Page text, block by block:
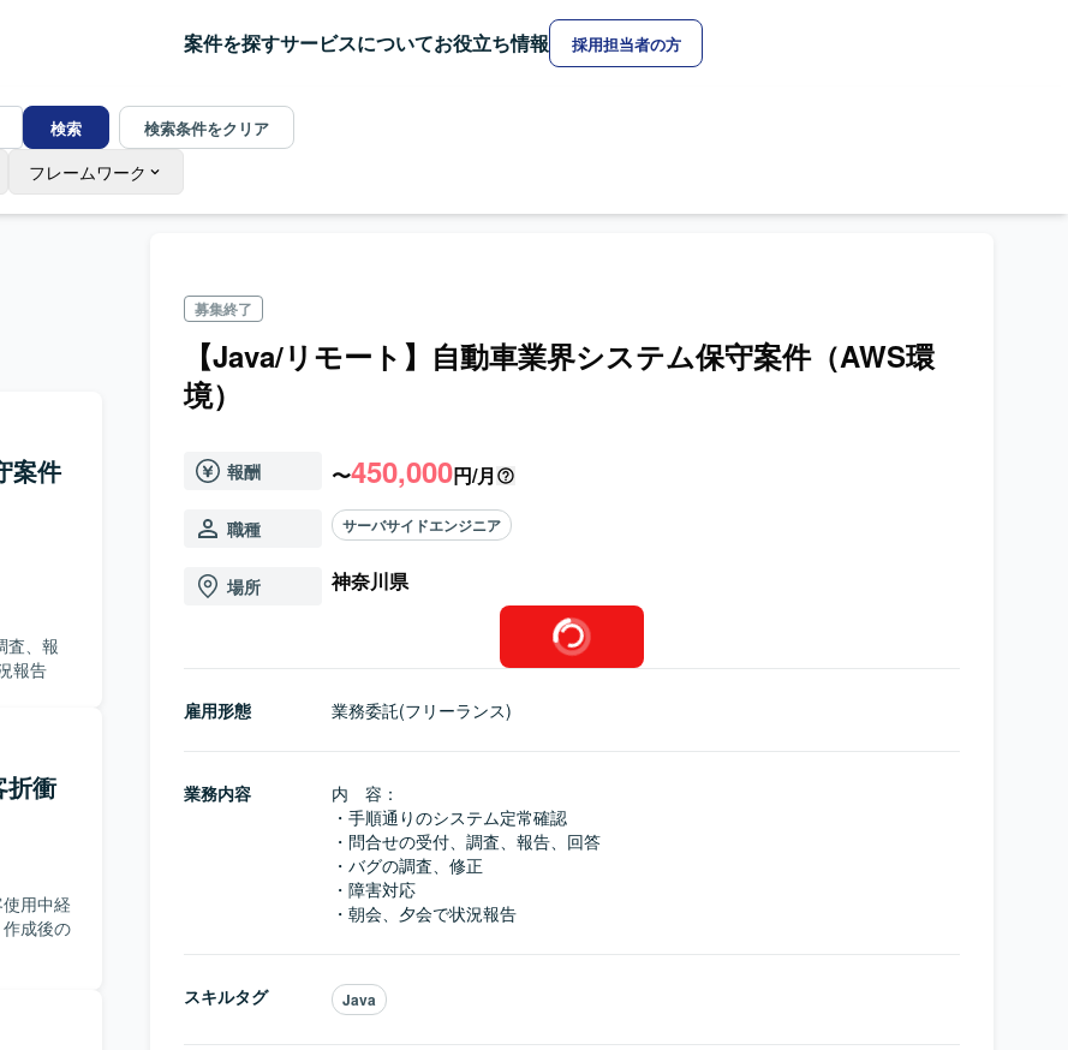
案件を探すサービスについてお役立ち情報 採用担当者の方
検索 検索条件をクリア
フレームワーク
案件
査、報
報告
折衝
用中経
成後の
募集終了
【Java/リモート】自動車業界システム保守案件（AWS環
境）
報酬 〜450,000円/月
職種 サーバサイドエンジニア
場所 神奈川県
雇用形態 業務委託(フリーランス)
業務内容
内　容：
・手順通りのシステム定常確認
・問合せの受付、調査、報告、回答
・バグの調査、修正
・障害対応
・朝会、夕会で状況報告
スキルタグ Java